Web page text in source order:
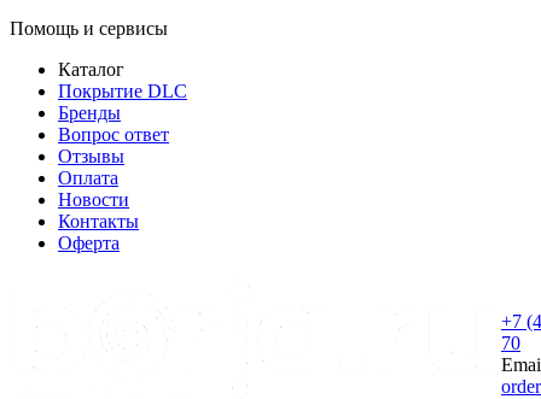
Помощь и сервисы
Каталог
Покрытие DLC
Бренды
Вопрос ответ
Отзывы
Оплата
Новости
Контакты
Оферта
+7
70